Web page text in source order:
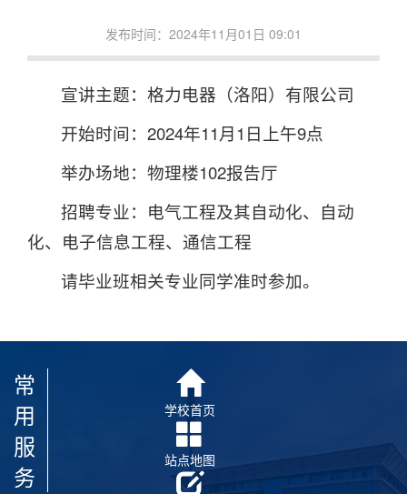
发布时间：2024年11月01日 09:01
宣讲主题：格力电器（洛阳）有限公司
开始时间：2024年11月1日上午9点
举办场地：物理楼102报告厅
招聘专业：电气工程及其自动化、自动
化、电子信息工程、通信工程
请毕业班相关专业同学准时参加。
常
用
服
务
学校首页
站点地图